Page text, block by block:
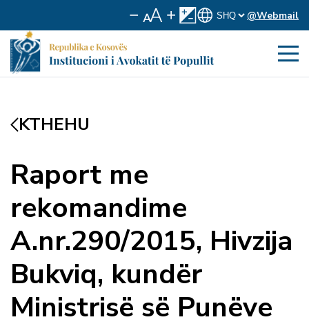
@Webmail
KTHEHU
Raport me
rekomandime
A.nr.290/2015, Hivzija
Bukviq, kundër
Ministrisë së Punëve